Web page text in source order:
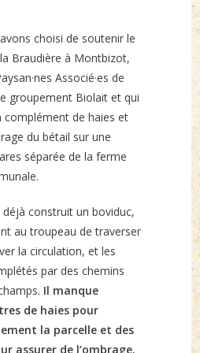
choisi de soutenir le
Braudière à Montbizot,
Associé·es de
groupement Biolait et qui
complément de haies et
du bétail sur une
séparée de la ferme
déjà construit un boviduc,
au troupeau de traverser
la circulation, et les
par des chemins
Il manque
de haies pour
la parcelle et des
assurer de l’ombrage.